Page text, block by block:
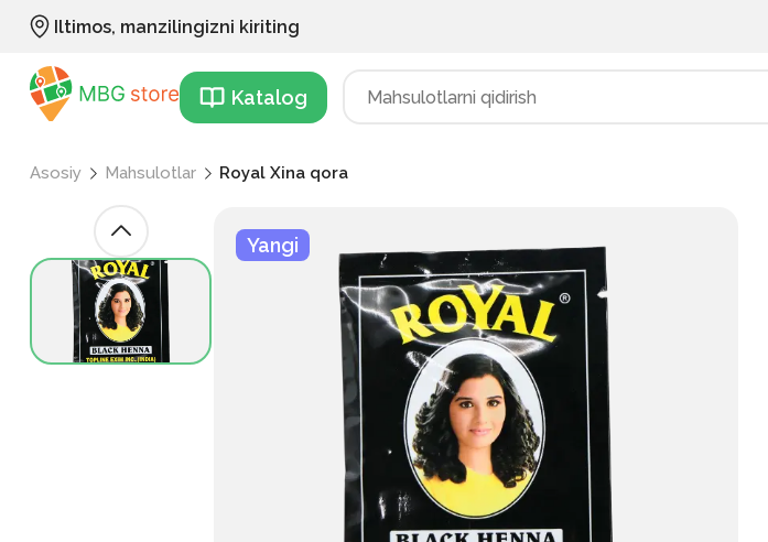
Iltimos, manzilingizni kiriting
Katalog
Asosiy Mahsulotlar Royal Xina qora
Yangi